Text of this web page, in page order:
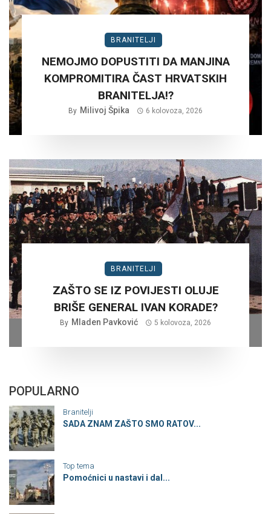
BRANITELJI
NEMOJMO DOPUSTITI DA MANJINA
KOMPROMITIRA ČAST HRVATSKIH
BRANITELJA!?
By Milivoj Špika 6 kolovoza, 2026
BRANITELJI
ZAŠTO SE IZ POVIJESTI OLUJE
BRIŠE GENERAL IVAN KORADE?
By Mladen Pavković 5 kolovoza, 2026
POPULARNO
Branitelji
SADA ZNAM ZAŠTO SMO RATOV...
Top tema
Pomoćnici u nastavi i dal...